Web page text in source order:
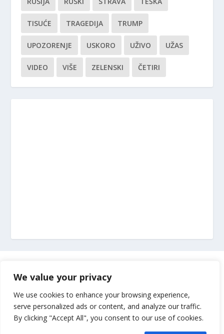
We value your privacy
We use cookies to enhance your browsing experience,
serve personalized ads or content, and analyze our traffic.
By clicking "Accept All", you consent to our use of cookies.
TISUĆE TRAGEDIJA TRUMP
UPOZORENJE USKORO UŽIVO UŽAS
VIDEO VIŠE ZELENSKI ČETIRI
Impressum
Uvjeti korištenja